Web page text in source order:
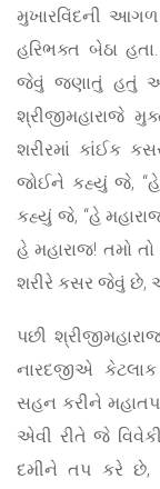
મુખારવિંદની આગળ
હરિભક્ત બેઠા
જેવું જણાતું હતું
શ્રીજીમહારાજે
શરીરમાં કાંઈક
જોઈને કહ્યું જે,
કહ્યું જે, “હે
હે મહારાજ! તમો
શરીરે કસર જેવું છે,
પછી
નારદજીએ
સહન કરીને
એવી રીતે જે
દમીને તપ કરે છે,